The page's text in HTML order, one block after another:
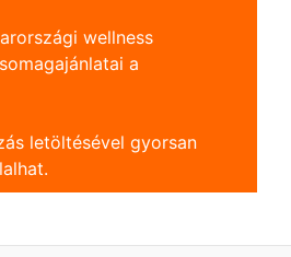
wellness
a
letöltésével gyorsan